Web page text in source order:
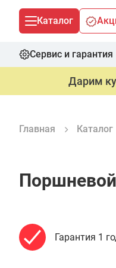
Каталог
Сервис и гарантия
Дарим
Главная Каталог
Гарантия 1